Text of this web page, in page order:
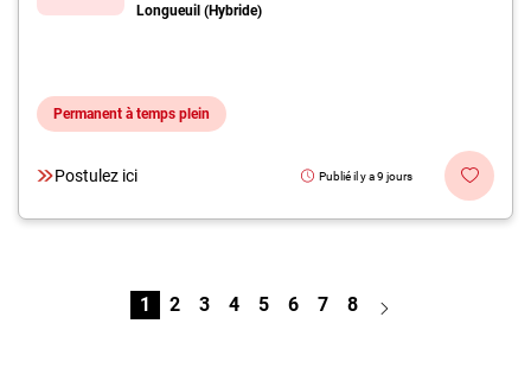
Longueuil (Hybride)
Permanent à temps plein
Postulez ici Publié il y a 9 jours
1 2 3 4 5 6 7 8